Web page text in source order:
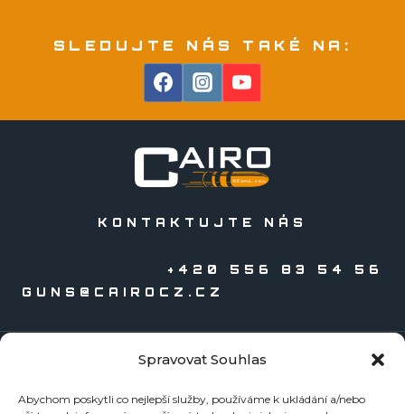
Spravovat Souhlas
Abychom poskytli co nejlepší služby, používáme k ukládání a/nebo
SLEDUJTE NÁS TAKÉ NA:
KONTAKTUJTE NÁS
+420 556 83 54 56
GUNS@CAIROCZ.CZ
Zbraně